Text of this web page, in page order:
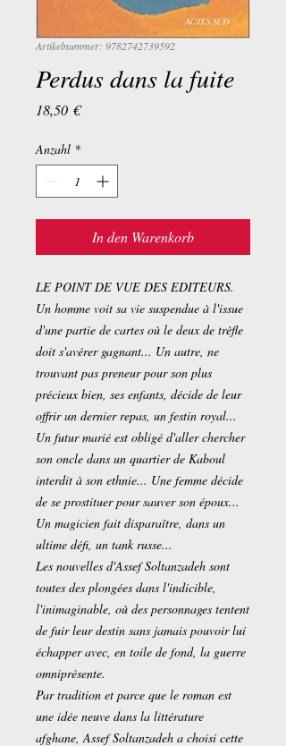
Artikelnummer: 9782742739592
Perdus dans la fuite
18,50 €Preis
Anzahl *
In den Warenkorb
LE POINT DE VUE DES EDITEURS.
Un homme voit sa vie suspendue à l'issue
d'une partie de cartes où le deux de trèfle
doit s'avérer gagnant... Un autre, ne
trouvant pas preneur pour son plus
précieux bien, ses enfants, décide de leur
offrir un dernier repas, un festin royal...
Un futur marié est obligé d'aller chercher
son oncle dans un quartier de Kaboul
interdit à son ethnie... Une femme décide
de se prostituer pour sauver son époux...
Un magicien fait disparaître, dans un
ultime défi, un tank russe...
Les nouvelles d'Assef Soltanzadeh sont
toutes des plongées dans l'indicible,
l'inimaginable, où des personnages tentent
de fuir leur destin sans jamais pouvoir lui
échapper avec, en toile de fond, la guerre
omniprésente.
Par tradition et parce que le roman est
une idée neuve dans la littérature
afghane, Assef Soltanzadeh a choisi cette